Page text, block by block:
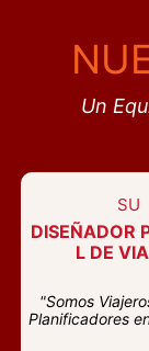
Un
SU
DISEÑADOR
L DE
"Somos
Planificadores